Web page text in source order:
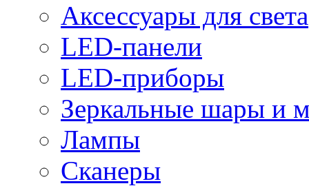
Аксессуары для света
LED-панели
LED-приборы
Зеркальные шары и
Лампы
Сканеры